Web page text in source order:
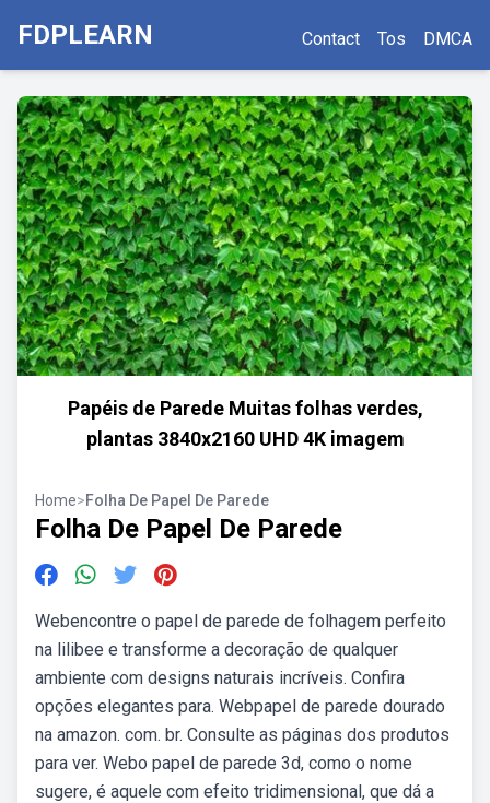
FDPLEARN Contact Tos DMCA
Papéis de Parede Muitas folhas verdes,
plantas 3840x2160 UHD 4K imagem
Home>Folha De Papel De Parede
Folha De Papel De Parede
Webencontre o papel de parede de folhagem perfeito
na lilibee e transforme a decoração de qualquer
ambiente com designs naturais incríveis. Confira
opções elegantes para. Webpapel de parede dourado
na amazon. com. br. Consulte as páginas dos produtos
para ver. Webo papel de parede 3d, como o nome
sugere, é aquele com efeito tridimensional, que dá a